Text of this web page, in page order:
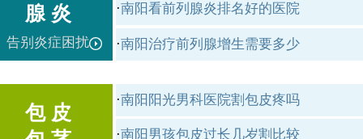
腺 炎
告别炎症困扰
·南阳看前列腺炎排名好的医院
·南阳治疗前列腺增生需要多少
包 皮
·南阳阳光男科医院割包皮疼吗
·南阳男孩包皮过长几岁割比较